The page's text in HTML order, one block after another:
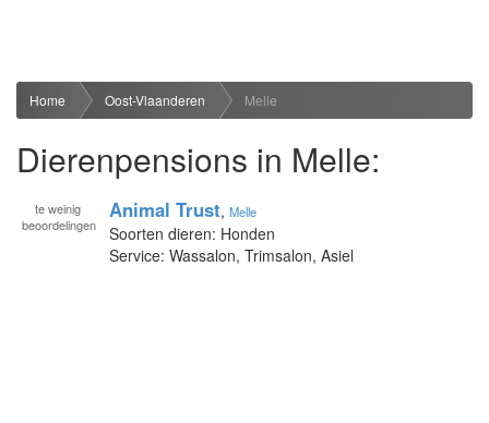
Home Oost-Vlaanderen Melle
Dierenpensions in Melle:
te weinig
beoordelingen
Animal Trust, Melle
Soorten dieren: Honden
Service: Wassalon, Trimsalon, Asiel